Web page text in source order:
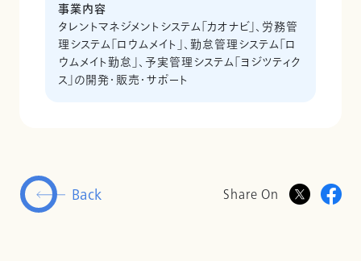
事業内容
タレントマネジメントシステム「カオナビ」、労務管
理システム「ロウムメイト」、勤怠管理システム「ロ
ウムメイト勤怠」、予実管理システム「ヨジツティク
ス」の開発・販売・サポート
Back Share On